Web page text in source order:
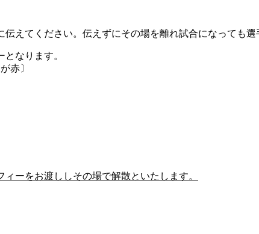
えてください。伝えずにその場を離れ試合になっても選
なります。
赤〕
ーをお渡ししその場で解散といたします。